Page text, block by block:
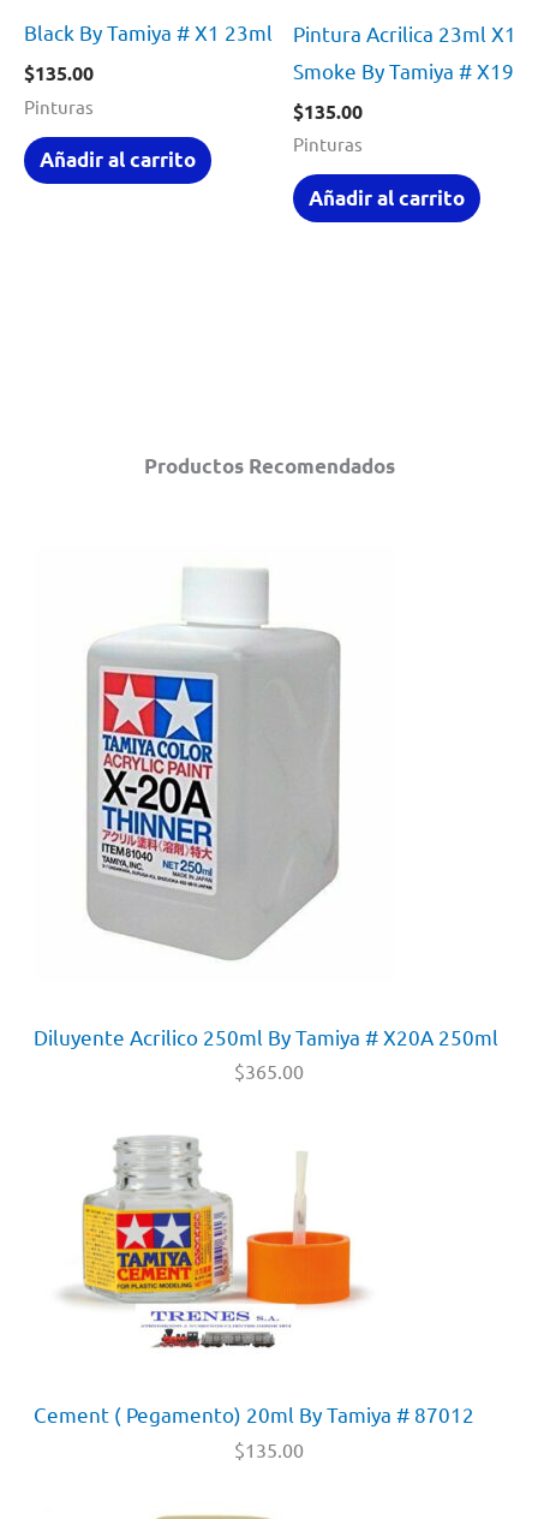
Productos Recomendados
Diluyente Acrilico 250ml By Tamiya # X20A 250ml
$365.00
Cement ( Pegamento) 20ml By Tamiya # 87012
$135.00
Black By Tamiya # X1 23ml
$135.00
Pinturas
Añadir al carrito
Pintura Acrilica 23ml X19
Smoke By Tamiya # X19
$135.00
Pinturas
Añadir al carrito